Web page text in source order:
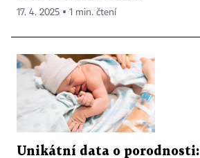
17. 4. 2025 ▪ 1 min. čtení
Unikátní data o